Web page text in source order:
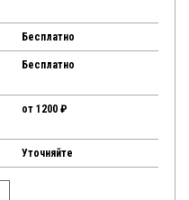
Бесплатно
Бесплатно
от 1200 ₽
Уточняйте